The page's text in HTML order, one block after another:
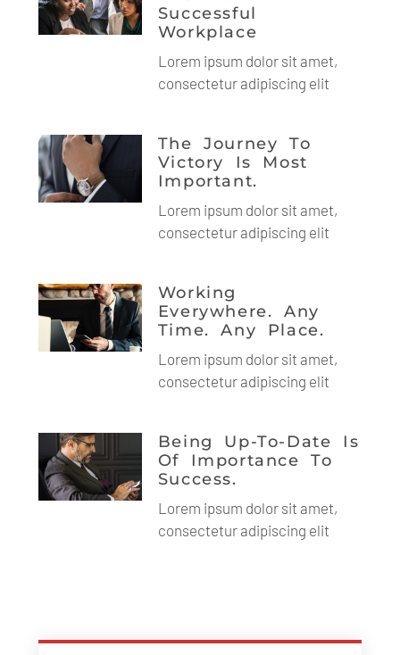
Successful
Workplace
Lorem ipsum dolor sit amet,
consectetur adipiscing elit
The Journey To
Victory Is Most
Important.
Lorem ipsum dolor sit amet,
consectetur adipiscing elit
Working
Everywhere. Any
Time. Any Place.
Lorem ipsum dolor sit amet,
consectetur adipiscing elit
Being Up-To-Date Is
Of Importance To
Success.
Lorem ipsum dolor sit amet,
consectetur adipiscing elit